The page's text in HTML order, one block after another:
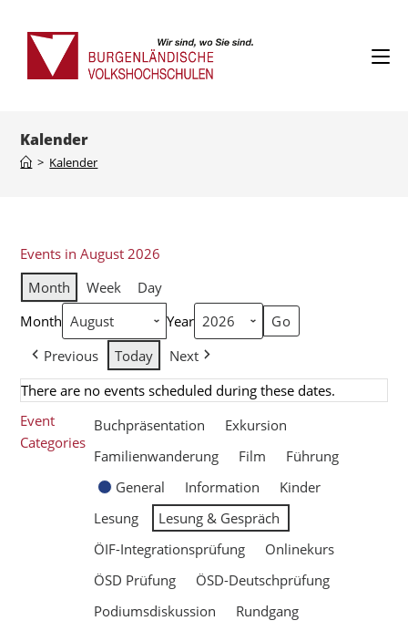
Kalender
> Kalender
Events in August 2026
Month
Week
Day
Month
Year
Previous
Today
Next
There are no events scheduled during these dates.
Event
Categories
Buchpräsentation
Exkursion
Familienwanderung
Film
Führung
General
Information
Kinder
Lesung
Lesung & Gespräch
ÖIF-Integrationsprüfung
Onlinekurs
ÖSD Prüfung
ÖSD-Deutschprüfung
Podiumsdiskussion
Rundgang